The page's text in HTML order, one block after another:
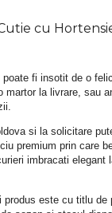
cu
poate fi insotit de o
martor la livrare, sau
si la solicitare
premium prin care
imbracati elegant
produs este cu titlu de